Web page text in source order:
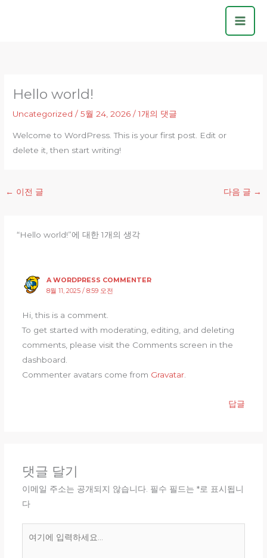
Hello world!
Uncategorized /5월 24, 2026/1개의 댓글
Welcome to WordPress. This is your first post. Edit or
delete it, then start writing!
← 이전 글 다음 글 →
“Hello world!”에 대한 1개의 생각
A WORDPRESS COMMENTER
8월 11, 2025 / 8:59 오전
Hi, this is a comment.
To get started with moderating, editing, and deleting
comments, please visit the Comments screen in the
dashboard.
Commenter avatars come from Gravatar.
답글
댓글 달기
이메일 주소는 공개되지 않습니다. 필수 필드는 *로 표시됩니
다